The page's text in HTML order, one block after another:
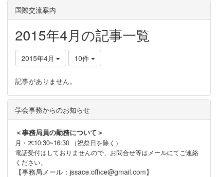
国際交流案内
2015年4月の記事一覧
2015年4月 10件
記事がありません。
学会事務からのお知らせ
＜事務局員の勤務について＞
月・木10:30~16:30 （祝祭日を除く）
電話受付はしておりませんので、お問合せ等はメールにてご連絡
ください。
【事務局メール：jssace.office@gmail.com】